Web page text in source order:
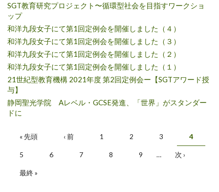
SGT教育研究プロジェクト〜循環型社会を目指すワークショ
ップ
和洋九段女子にて第1回定例会を開催しました（４）
和洋九段女子にて第1回定例会を開催しました（３）
和洋九段女子にて第1回定例会を開催しました（２）
和洋九段女子にて第1回定例会を開催しました（１）
21世紀型教育機構 2021年度 第2回定例会ー【SGTアワード授
与】
静岡聖光学院 Aレベル・GCSE発進、「世界」がスタンダー
ドに
ページ
« 先頭 ‹ 前 1 2 3 4
5 6 7 8 9 … 次 ›
最終 »